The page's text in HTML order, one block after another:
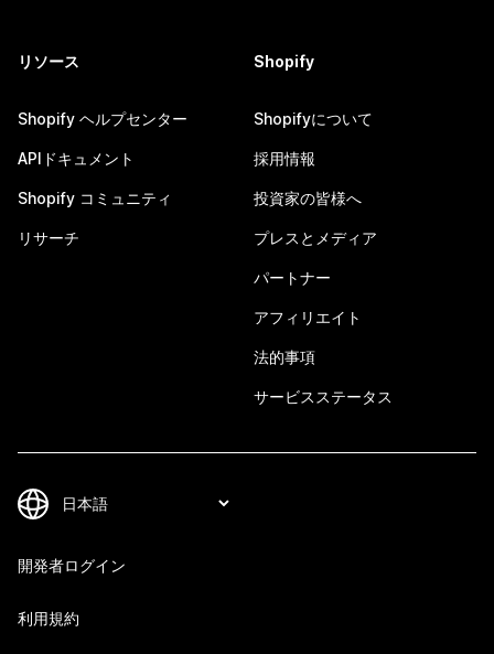
リソース
Shopify ヘルプセンター
APIドキュメント
Shopify コミュニティ
リサーチ
Shopify
Shopifyについて
採用情報
投資家の皆様へ
プレスとメディア
パートナー
アフィリエイト
法的事項
サービスステータス
開発者ログイン
利用規約